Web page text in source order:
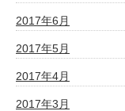
2017年6月
2017年5月
2017年4月
2017年3月